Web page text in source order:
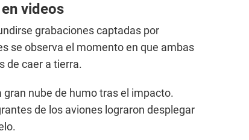
videos
grabaciones captadas por
se observa el momento en que ambas
de caer a tierra.
nube de humo tras el impacto.
de los aviones lograron desplegar